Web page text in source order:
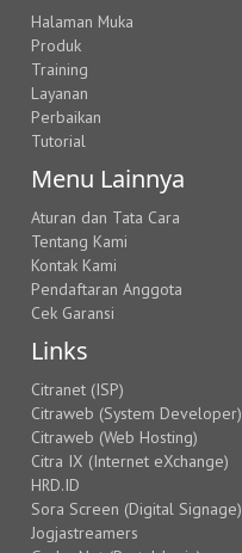
Halaman Muka
Produk
Training
Layanan
Perbaikan
Tutorial
Menu Lainnya
Aturan dan Tata Cara
Tentang Kami
Kontak Kami
Pendaftaran Anggota
Cek Garansi
Links
Citranet (ISP)
Citraweb (System Developer)
Citraweb (Web Hosting)
Citra IX (Internet eXchange)
HRD.ID
Sora Screen (Digital Signage)
Jogjastreamers